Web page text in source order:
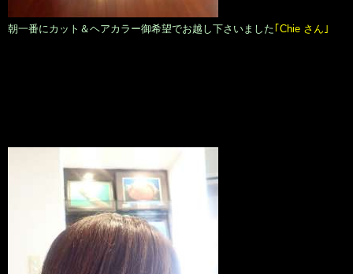
朝一番にカット＆ヘアカラー御希望でお越し下さいました｢Chie さん｣